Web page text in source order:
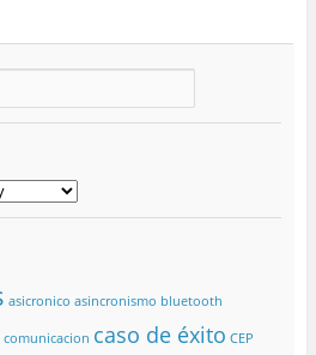
asicronico asincronismo bluetooth
comunicacion caso de éxito CEP